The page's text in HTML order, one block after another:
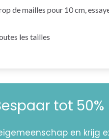
de mailles pour 10 cm,
les tailles
tot 50%
en krijg